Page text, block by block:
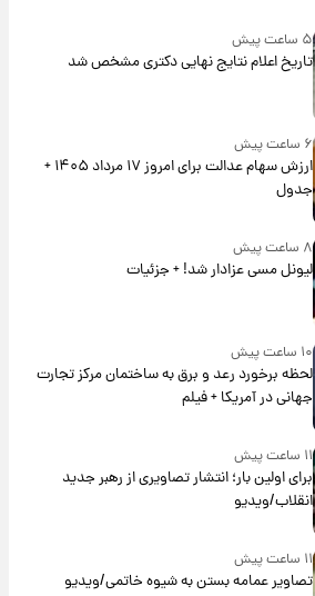
۵ ساعت پیش
تاریخ اعلام نتایج نهایی دکتری مشخص شد
۶ ساعت پیش
ارزش سهام عدالت برای امروز ۱۷ مرداد ۱۴۰۵ +
جدول
۸ ساعت پیش
لیونل مسی عزادار شد! + جزئیات
۱۰ ساعت پیش
لحظه برخورد رعد و برق به ساختمان مرکز تجارت
جهانی در آمریکا + فیلم
۱۱ ساعت پیش
برای اولین بار؛ انتشار تصاویری از رهبر جدید
انقلاب/ویدیو
۱۱ ساعت پیش
تصاویر عمامه بستن به شیوه خاتمی/ویدیو